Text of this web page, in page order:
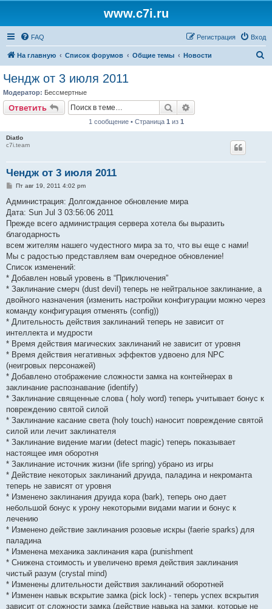
www.c7i.ru
FAQ Вход
Регистрация
На главную Список форумов Общие темы Новости
Чендж от 3 июля 2011
Модератор: Бессмертные
Ответить Поиск
1 сообщение • Страница 1 из 1
Diatlo
c7i.team
Чендж от 3 июля 2011
С
о
б
щ
е
и
е
Пт авг 19, 2011 4:02 pm
Администрация: Долгожданное обновление мира
Дата: Sun Jul 3 03:56:06 2011
Прежде всего администрация сервера хотела бы выразить
благодарность
всем жителям нашего чудестного мира за то, что вы еще с нами!
Мы с радостью представляем вам очередное обновление!
Список изменений:
* Добавлен новый уровень в “Приключения”
* Заклинание смерч (dust devil) теперь не нейтральное заклинание, а
двойного назначения (изменить настройки конфигурации можно через
команду конфигурация отменять (config))
* Длительность действия заклинаний теперь не зависит от
интеллекта и мудрости
* Время действия магических заклинаний не зависит от уровня
* Время действия негативных эффектов удвоено для NPC
(неигровых персонажей)
* Добавлено отображение сложности замка на контейнерах в
заклинание распознавание (identify)
* Заклинание священные слова ( holy word) теперь учитывает бонус к
повреждению святой силой
* Заклинание касание света (holy touch) наносит повреждение святой
силой или лечит заклинателя
* Заклинание видение магии (detect magic) теперь показывает
настоящее имя оборотня
* Заклинание источник жизни (life spring) убрано из игры
* Действие некоторых заклинаний друида, паладина и некроманта
теперь не зависят от уровня
* Изменено заклинания друида кора (bark), теперь оно дает
небольшой бонус к урону некоторыми видами магии и бонус к
лечению
* Изменено действие заклинания розовые искры (faerie sparks) для
паладина
* Изменена механика заклинания кара (punishment
* Снижена стоимость и увеличено время действия заклинания
чистый разум (crystal mind)
* Изменены длительности действия заклинаний оборотней
* Изменен навык вскрытие замка (pick lock) - теперь успех вскрытия
зависит от сложности замка (действие навыка на замки, которые не